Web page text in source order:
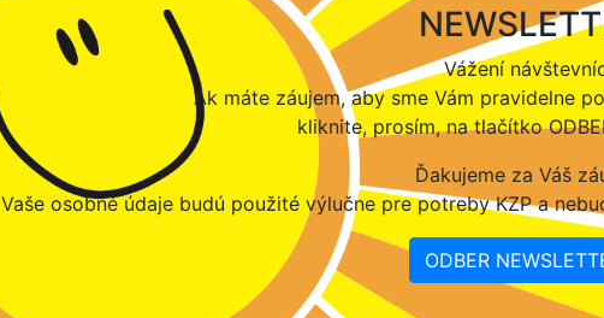
Vážení
Ak máte záujem, aby sme Vám pravidelne
kliknite, prosím, na tlačítko
Ďakujeme za Váš
Vaše osobné údaje budú použité výlučne pre potreby KZP a
ODBER